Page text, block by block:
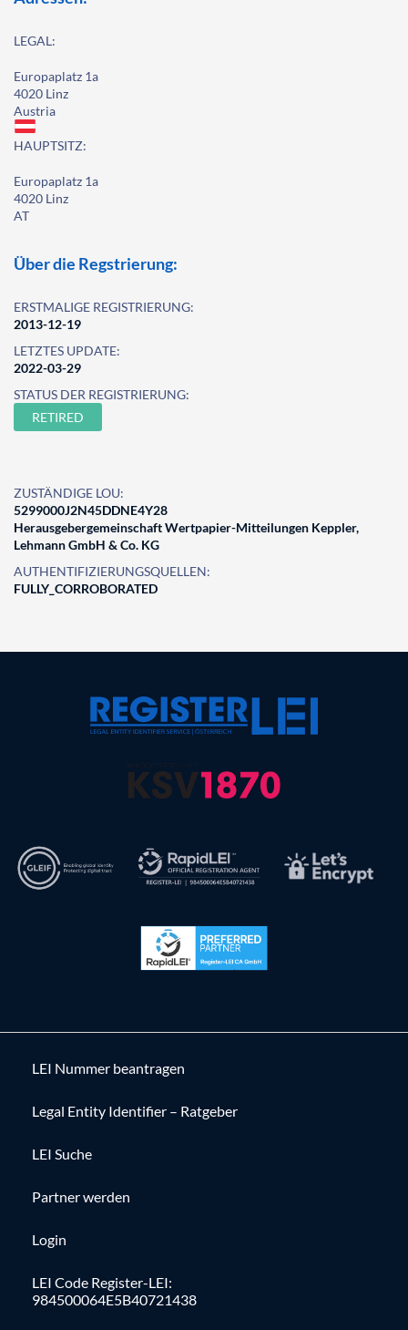
LEGAL:
Europaplatz 1a
4020 Linz
Austria
HAUPTSITZ:
Europaplatz 1a
4020 Linz
AT
Über die Regstrierung:
ERSTMALIGE REGISTRIERUNG:
2013-12-19
LETZTES UPDATE:
2022-03-29
STATUS DER REGISTRIERUNG:
RETIRED
ZUSTÄNDIGE LOU:
5299000J2N45DDNE4Y28
Herausgebergemeinschaft Wertpapier-Mitteilungen Keppler,
Lehmann GmbH & Co. KG
AUTHENTIFIZIERUNGSQUELLEN:
FULLY_CORROBORATED
LEI Nummer beantragen
Legal Entity Identifier – Ratgeber
LEI Suche
Partner werden
Login
LEI Code Register-LEI:
984500064E5B40721438